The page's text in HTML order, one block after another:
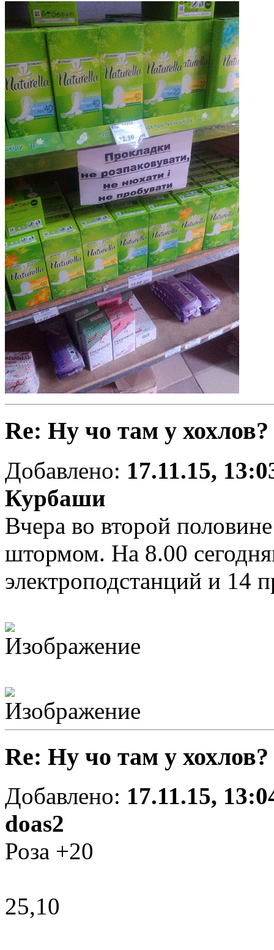
Re: Ну чо там у хохлов?
Добавлено: 17.11.15,
Курбаши
Вчера во второй
штормом. На 8.00
электроподстанций и 14
Re: Ну чо там у хохлов?
Добавлено: 17.11.15,
doas2
Роза +20
25,10